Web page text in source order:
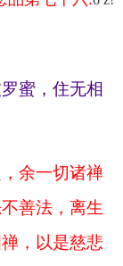
蜜，住无相
余一切诸禅
善法，离生
，以是慈悲